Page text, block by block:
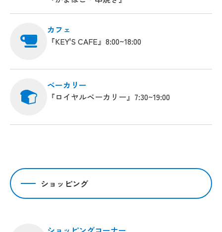
カフェ
『KEY'S CAFE』8:00~18:00
ベーカリー
『ロイヤルベーカリー』7:30~19:00
ショッピング